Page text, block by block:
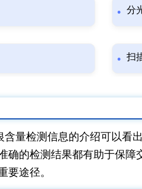
分
扫
含量检测信息的介绍可以看
确的检测结果都有助于保
要途径。